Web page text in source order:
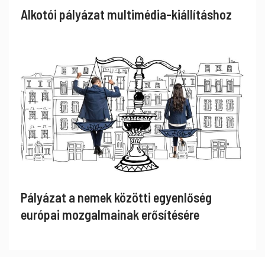
Alkotói pályázat multimédia-kiállításhoz
Pályázat a nemek közötti egyenlőség
európai mozgalmainak erősítésére